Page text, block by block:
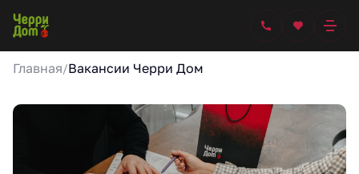
Главная/Вакансии Черри Дом